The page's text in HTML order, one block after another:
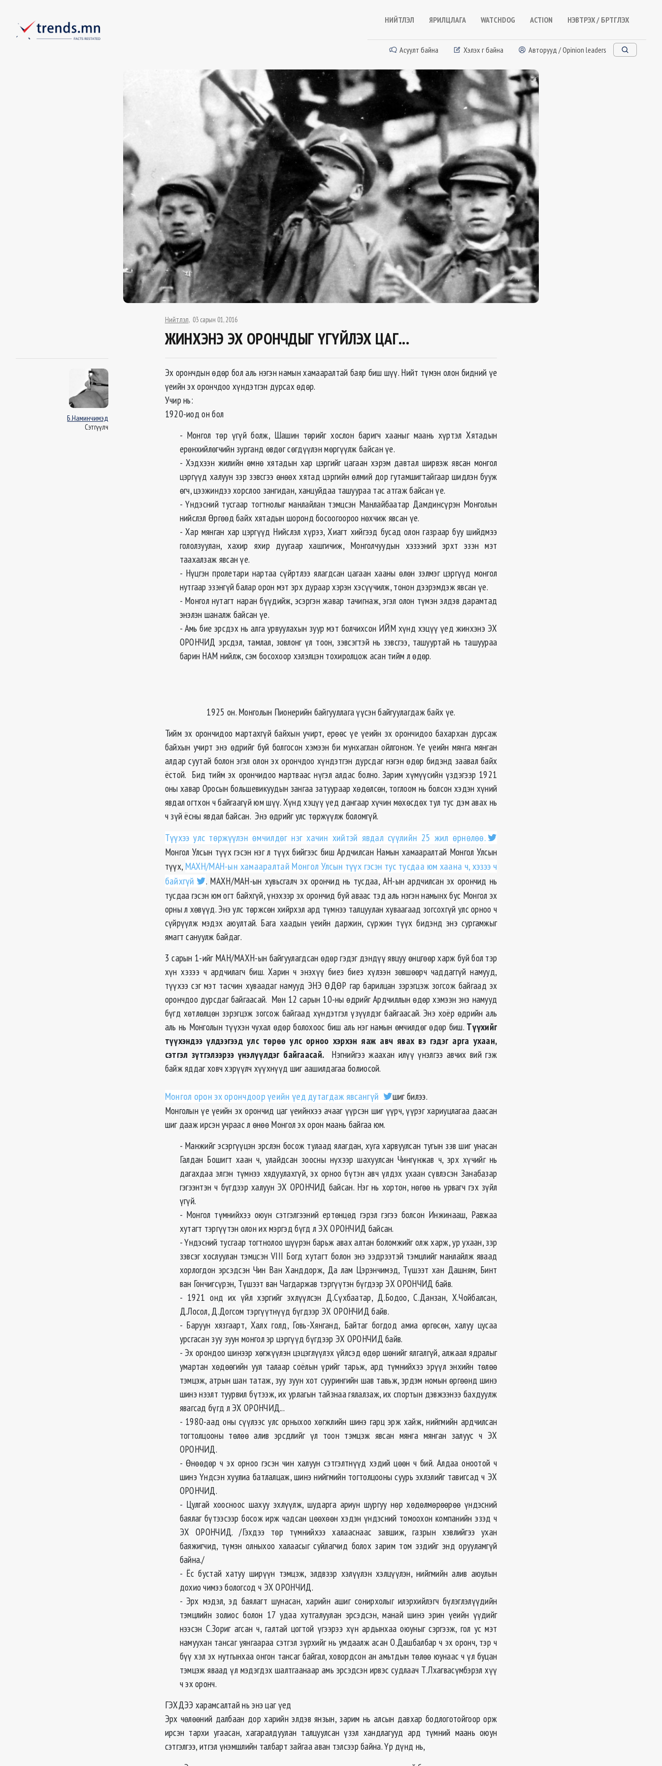
НИЙТЛЭЛ ЯРИЛЦЛАГА WATCHDOG ACTION НЭВТРЭХ / БҮРТГҮҮЛЭХ
Асуулт байна Хэлэх үг байна Авторууд / Opinion leaders
Нийтлэл 03 сарын 01, 2016
ЖИНХЭНЭ ЭХ ОРОНЧДЫГ ҮГҮЙЛЭХ ЦАГ...
Б.Наминчимэд
Сэтгүүлч
Эх орончдын өдөр бол аль нэгэн намын хамааралтай баяр биш шүү. Нийт түмэн олон бидний үе
үеийн эх орончдоо хүндэтгэн дурсах өдөр.
Учир нь:
1920-иод он бол
- Монгол төр үгүй болж, Шашин төрийг хослон баригч хааныг маань хүртэл Хятадын
ерөнхийлөгчийн зурганд өвдөг сөгдүүлэн мөргүүлж байсан үе.
- Хэдхээн жилийн өмнө хятадын хар цэргийг цагаан хэрэм давтал ширвэж явсан монгол
цэргүүд халуун зэр зэвсгээ өнөөх хятад цэргийн өлмий дор гутамшигтайгаар шидлэн бууж
өгч, цээжиндээ хорслоо зангидан, ханцуйдаа ташуураа тас атгаж байсан үе.
- Үндэсний тусгаар тогтнолыг манлайлан тэмцсэн Манлайбаатар Дамдинсүрэн Монголын
нийслэл Өргөөд байх хятадын шоронд босоогоороо нөхчиж явсан үе.
- Хар мянган хар цэргүүд Нийслэл хүрээ, Хиагт хийгээд бусад олон газраар буу шийдмээ
гололзуулан, хахир яхир дуугаар хашгичиж, Монголчуудын хэзээний эрхт эзэн мэт
таахалзаж явсан үе.
- Нүцгэн пролетари нартаа сүйртлээ ялагдсан цагаан хааны өлөн зэлмэг цэргүүд монгол
нутгаар эзэнгүй балар орон мэт эрх дураар хэрэн хэсүүчилж, тонон дээрэмдэж явсан үе.
- Монгол нутагт наран бүүдийж, эсэргэн жавар тачигнаж, эгэл олон түмэн элдэв дарамтад
энэлэн шаналж байсан үе.
- Амь бие эрсдэх нь алга урвуулахын зуур мэт болчихсон ИЙМ хүнд хэцүү үед жинхэнэ ЭХ
ОРОНЧИД эрсдэл, тамлал, зовлонг үл тоон, зэвсэгтэй нь зэвсгээ, ташууртай нь ташуураа
барин НАМ нийлж, сэм босохоор хэлэлцэн тохиролцож асан тийм л өдөр.
1925 он. Монголын Пионерийн байгууллага үүсэн байгуулагдаж байх үе.
Тийм эх орончидоо мартахгүй байхын учирт, ерөөс үе үеийн эх орончидоо бахархан дурсаж
байхын учирт энэ өдрийг буй болгосон хэмээн би мунхаглан ойлгоном. Үе үеийн мянга мянган
алдар суутай болон эгэл олон эх орончдоо хүндэтгэн дурсдаг нэгэн өдөр бидэнд заавал байх
ёстой. Бид тийм эх орончидоо мартваас нүгэл алдас болно. Зарим хүмүүсийн үздэгээр 1921
оны хавар Оросын большевикуудын зангаа затуураар хөдөлсөн, тоглоом нь болсон хэдэн хүний
явдал огтхон ч байгаагүй юм шүү. Хүнд хэцүү үед дангаар хүчин мөхөсдөх тул тус дэм авах нь
ч зүй ёсны явдал байсан. Энэ өдрийг улс төржүүлж боломгүй.
Түүхээ улс төржүүлэн өмчилдөг нэг хачин хийтэй явдал сүүлийн 25 жил өрнөлөө.
Монгол Улсын түүх гэсэн нэг л түүх бийгээс биш Ардчилсан Намын хамааралтай Монгол Улсын
түүх, МАХН/МАН-ын хамааралтай Монгол Улсын түүх гэсэн тус тусдаа юм хаана ч, хэзээ ч
байхгүй
. МАХН/МАН-ын хувьсгалч эх орончид нь тусдаа, АН-ын ардчилсан эх орончид нь
тусдаа гэсэн юм огт байхгүй, үнэхээр эх орончид буй аваас тэд аль нэгэн намынх бус Монгол эх
орны л хөвүүд. Энэ улс төржсөн хийрхэл ард түмнээ талцуулан хуваагаад зогсохгүй улс орноо ч
сүйрүүлж мэдэх аюултай. Бага хаадын үеийн даржин, сүржин түүх бидэнд энэ сургамжыг
ямагт сануулж байдаг.
3 сарын 1-ийг МАН/МАХН-ын байгуулагдсан өдөр гэдэг дэндүү явцуу өнцгөөр харж буй бол тэр
хүн хэзээ ч ардчилагч биш. Харин ч энэхүү биеэ биеэ хүлээн зөвшөөрч чаддаггүй намууд,
түүхээ сэг мэт тасчин хуваадаг намууд ЭНЭ ӨДӨР гар барилцан зэрэгцэж зогсож байгаад эх
орончдоо дурсдаг байгаасай. Мөн 12 сарын 10-ны өдрийг Ардчиллын өдөр хэмээн энэ намууд
бүгд хөтлөлцөн зэрэгцэж зогсож байгаад хүндэтгэл үзүүлдэг байгаасай. Энэ хоёр өдрийн аль
аль нь Монголын түүхэн чухал өдөр болохоос биш аль нэг намын өмчилдөг өдөр биш. Түүхийг
түүхэндээ үлдээгээд улс төрөө улс орноо хэрхэн яаж авч явах вэ гэдэг арга ухаан,
сэтгэл зүтгэлээрээ үнэлүүлдэг байгаасай. Нэгнийгээ жаахан илүү үнэлгээ авчих вий гэж
байж яддаг ховч хэрүүлч хүүхнүүд шиг аашилдагаа болиосой.
Монгол орон эх орончдоор үеийн үед дутагдаж явсангүй
шиг билээ.
Монголын үе үеийн эх орончид цаг үеийнхээ ачааг үүрсэн шиг үүрч, үүрэг хариуцлагаа даасан
шиг дааж ирсэн учраас л өнөө Монгол эх орон маань байгаа юм.
- Манжийг эсэргүүцэн эрслэн босож тулаад ялагдан, хуга харвуулсан тугын зэв шиг унасан
Галдан Бошигт хаан ч, улайдсан зоосны нүхээр шахуулсан Чингүнжав ч, эрх хүчийг нь
дагахдаа элгэн түмнээ хядуулахгүй, эх орноо бүтэн авч үлдэх ухаан сүвлэсэн Занабазар
гэгээнтэн ч бүгдээр халуун ЭХ ОРОНЧИД байсан. Нэг нь хортон, нөгөө нь урвагч гэх зүйл
үгүй.
- Монгол түмнийхээ оюун сэтгэлгээний ертөнцөд гэрэл гэгээ болсон Инжинааш, Равжаа
хутагт тэргүүтэн олон их мэргэд бүгд л ЭХ ОРОНЧИД байсан.
- Үндэсний тусгаар тогтнолоо шүүрэн барьж авах алтан боломжийг олж харж, ур ухаан, зэр
зэвсэг хослуулан тэмцсэн VIII Богд хутагт болон энэ ээдрээтэй тэмцлийг манлайлж яваад
хорлогдон эрсэдсэн Чин Ван Ханддорж, Да лам Цэрэнчимэд, Түшээт хан Дашням, Бинт
ван Гончигсүрэн, Түшээт ван Чагдаржав тэргүүтэн бүгдээр ЭХ ОРОНЧИД байв.
- 1921 онд их үйл хэргийг эхлүүлсэн Д.Сүхбаатар, Д.Бодоо, С.Данзан, Х.Чойбалсан,
Д.Лосол, Д.Догсом тэргүүтнүүд бүгдээр ЭХ ОРОНЧИД байв.
- Баруун хязгаарт, Халх голд, Говь-Хянганд, Байтаг богдод амиа өргөсөн, халуу цусаа
урсгасан зуу зуун монгол эр цэргүүд бүгдээр ЭХ ОРОНЧИД байв.
- Эх орондоо шинээр хөгжүүлэн цэцэглүүлэх үйлсэд өдөр шөнийг ялгалгүй, алжаал ядралыг
умартан хөдөөгийн уул талаар соёлын үрийг тарьж, ард түмнийхээ эрүүл энхийн төлөө
тэмцэж, атрын шан татаж, зуу зуун хот суурингийн шав тавьж, эрдэм номын өргөөнд шинэ
шинэ нээлт туурвил бүтээж, их урлагын тайзнаа гялалзаж, их спортын дэвжээнээ бахдуулж
явагсад бүгд л ЭХ ОРОНЧИД...
- 1980-аад оны сүүлээс улс орныхоо хөгжлийн шинэ гарц эрж хайж, нийгмийн ардчилсан
тогтолцооны төлөө алив эрсдлийг үл тоон тэмцэж явсан мянга мянган залуус ч ЭХ
ОРОНЧИД.
- Өнөөдөр ч эх орноо гэсэн чин халуун сэтгэлтнүүд хэдий цөөн ч бий. Алдаа оноотой ч
шинэ Үндсэн хуулиа батлалцаж, шинэ нийгмийн тогтолцооны суурь эхлэлийг тавигсад ч ЭХ
ОРОНЧИД.
- Цулгай хоосноос шахуу эхлүүлж, шударга ариун шургуу нөр хөдөлмөрөөрөө үндэсний
баялаг бүтээсээр босож ирж чадсан цөөхөөн хэдэн үндэсний томоохон компанийн эзэд ч
ЭХ ОРОНЧИД. /Гэхдээ төр түмнийхээ халааснаас завшиж, газрын хэвлийгээ ухан
баяжигчид, түмэн олныхоо халаасыг суйлагчид болох зарим том эздийг энд орууламгүй
байна./
- Ёс бустай хатуу ширүүн тэмцэж, элдвээр хэлүүлэн хэлцүүлэн, нийгмийн алив аюулын
дохио чимээ бологсод ч ЭХ ОРОНЧИД.
- Эрх мэдэл, эд баялагт шунасан, харийн ашиг сонирхолыг илэрхийлэгч бүлэглэлүүдийн
тэмцлийн золиос болон 17 удаа хутгалуулан эрсэдсэн, манай шинэ эрин үеийн үүдийг
нээсэн С.Зориг агсан ч, галтай цогтой үгээрээ хүн ардынхаа оюуныг сэргээж, гол ус мэт
намуухан тансаг уянгаараа сэтгэл зүрхийг нь умдаалж асан О.Дашбалбар ч эх оронч, тэр ч
бүү хэл эх нутгынхаа онгон тансаг байгал, ховордсон ан амьтдын төлөө юунаас ч үл буцан
тэмцэж яваад үл мэдэгдэх шалтгаанаар амь эрсэдсэн ирвэс судлаач Т.Лхагвасүмбэрэл хүү
ч эх оронч.
ГЭХДЭЭ харамсалтай нь энэ цаг үед
Эрх чөлөөний далбаан дор харийн элдэв янзын, зарим нь алсын давхар бодлоготойгоор орж
ирсэн тархи угаасан, хагаралдуулан талцуулсан үзэл хандлагууд ард түмний маань оюун
сэтгэлгээ, итгэл үнэмшлийн талбарт зайгаа аван тэлсээр байна. Үр дүнд нь,